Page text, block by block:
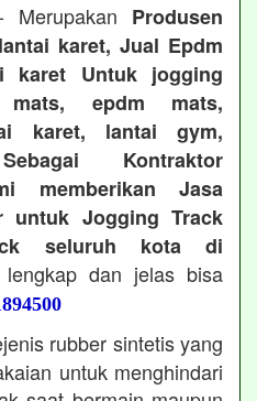
Merupakan Produsen
karet, Jual Epdm
karet Untuk jogging
mats, epdm mats,
karet, lantai gym,
Kontraktor
memberikan Jasa
untuk Jogging Track
seluruh kota di
dan jelas bisa
rubber sintetis yang
untuk menghindari